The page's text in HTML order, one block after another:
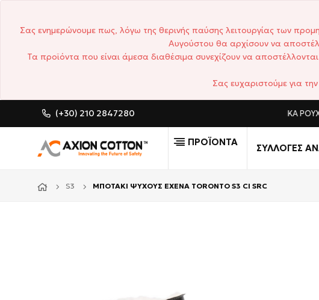
Σας ενημερώνουμε πως, λόγω της θερινής παύσης λειτουργίας των
Αυγούστου θα αρχίσουν να
Τα προϊόντα που είναι άμεσα διαθέσιμα συνεχίζουν να
Σας ευχαριστούμε για
(+30) 210 2847280 CUSTOM MADE ΕΠΑΓΓΕΛΜΑΤΙΚΆ ΡΟΎΧΑ
ΠΡΟΪΟΝΤΑ
ΣΥΛΛΟΓΈΣ
S3 ΜΠΟΤΑΚΙ ΨΥΧΟΥΣ EXENA TORONTO S3 CI SRC